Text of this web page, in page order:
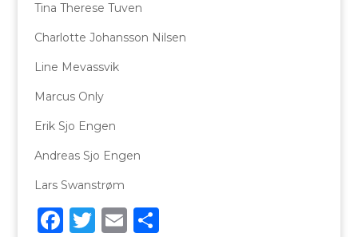
Tina Therese Tuven
Charlotte Johansson Nilsen
Line Mevassvik
Marcus Only
Erik Sjo Engen
Andreas Sjo Engen
Lars Swanstrøm
F T E C